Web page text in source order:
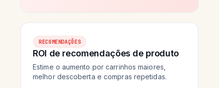
RECOMENDAÇÕES
ROI de recomendações de produto
Estime o aumento por carrinhos maiores,
melhor descoberta e compras repetidas.